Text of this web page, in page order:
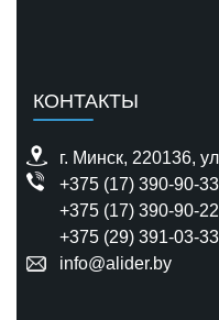
КОНТАКТЫ
г. Минск, 220136,
+375 (17) 390-90-33
+375 (17) 390-90-22
+375 (29) 391-03-33
info@alider.by